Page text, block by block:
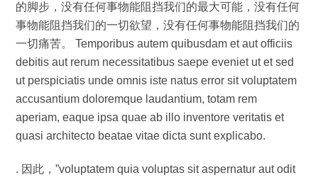
的脚步，没有任何事物能阻挡我们的最大可能，没有任何
事物能阻挡我们的一切欲望，没有任何事物能阻挡我们的
一切痛苦。 Temporibus autem quibusdam et aut officiis
debitis aut rerum necessitatibus saepe eveniet ut et sed
ut perspiciatis unde omnis iste natus error sit voluptatem
accusantium doloremque laudantium, totam rem
aperiam, eaque ipsa quae ab illo inventore veritatis et
quasi architecto beatae vitae dicta sunt explicabo.
. 因此，”voluptatem quia voluptas sit aspernatur aut odit